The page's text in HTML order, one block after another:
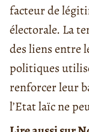
facteur de
électorale. La
des liens entre
politiques
renforcer leur
l’Etat laïc ne